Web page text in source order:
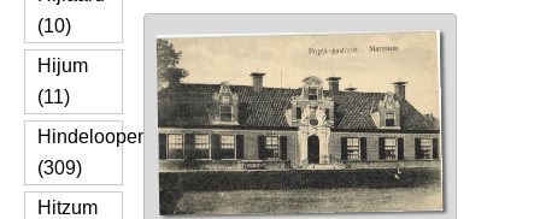
(10)
Hijum
(11)
Hindeloopen
(309)
Hitzum